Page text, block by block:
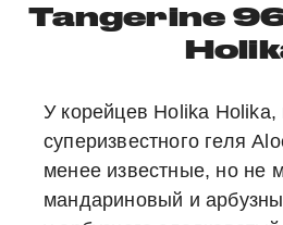
Tangerine
У корейцев Holika
суперизвестного геля
менее известные, но не
мандариновый и